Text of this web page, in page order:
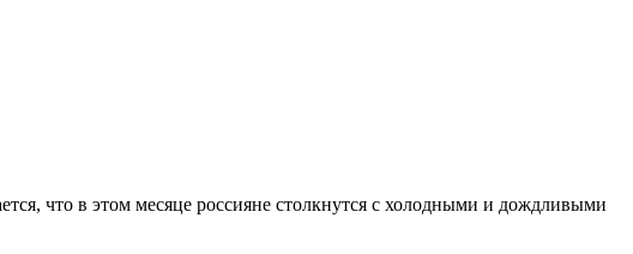
что в этом месяце россияне столкнутся с холодными и дождливыми